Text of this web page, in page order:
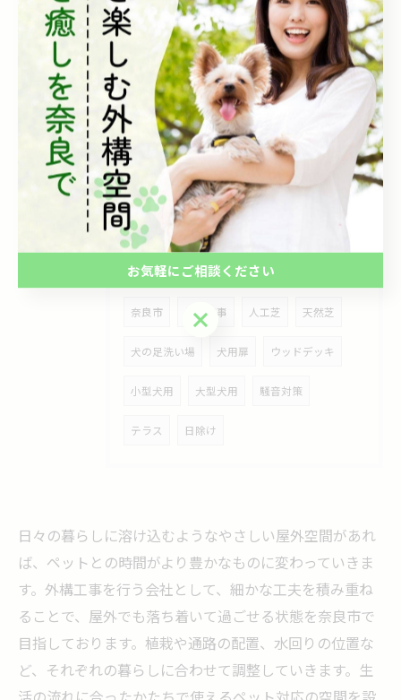
2026/07/22
【劇的ビフォーアフター】雑草だらけの法面が、ロックガーデンで...
2026/07/02
✨住まいの印象をワンランクアップする、洗練されたカーポート✨
タグ Tags
奈良市 外構工事 人工芝 天然芝
犬の足洗い場 犬用扉 ウッドデッキ
小型犬用 大型犬用 騒音対策
テラス 日除け
日々の暮らしに溶け込むようなやさしい屋外空間があれ
ば、ペットとの時間がより豊かなものに変わっていきま
す。外構工事を行う会社として、細かな工夫を積み重ね
ることで、屋外でも落ち着いて過ごせる状態を奈良市で
目指しております。植栽や通路の配置、水回りの位置な
ど、それぞれの暮らしに合わせて調整していきます。生
お気軽にご相談ください
お気軽にご相談ください